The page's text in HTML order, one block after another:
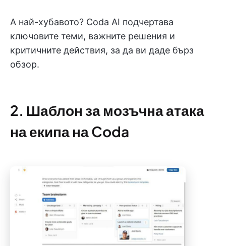
А най-хубавото? Coda AI подчертава
ключовите теми, важните решения и
критичните действия, за да ви даде бърз
обзор.
2. Шаблон за мозъчна атака
на екипа на Coda